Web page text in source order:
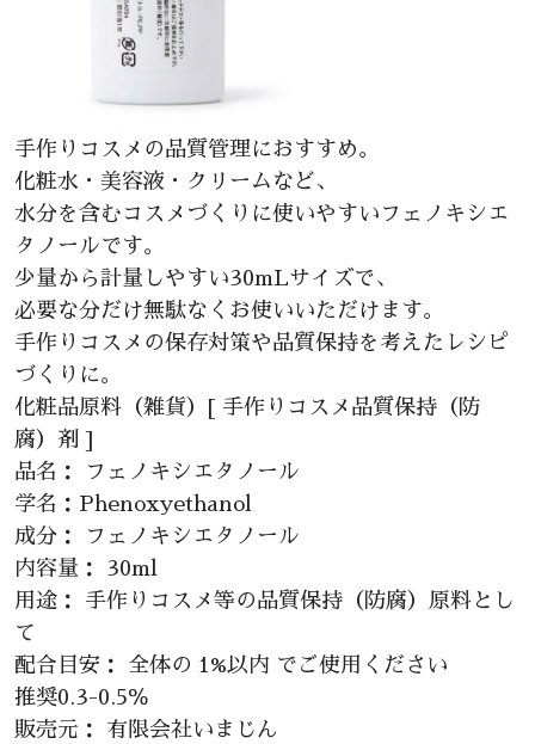
手作りコスメの品質管理におすすめ。
化粧水・美容液・クリームなど、
水分を含むコスメづくりに使いやすいフェノキシエ
タノールです。
少量から計量しやすい30mLサイズで、
必要な分だけ無駄なくお使いいただけます。
手作りコスメの保存対策や品質保持を考えたレシピ
づくりに。
化粧品原料（雑貨）[ 手作りコスメ品質保持（防
腐）剤 ]
品名： フェノキシエタノール
学名：Phenoxyethanol
成分： フェノキシエタノール
内容量： 30ml
用途： 手作りコスメ等の品質保持（防腐）原料とし
て
配合目安： 全体の 1%以内 でご使用ください
推奨0.3-0.5％
販売元： 有限会社いまじん